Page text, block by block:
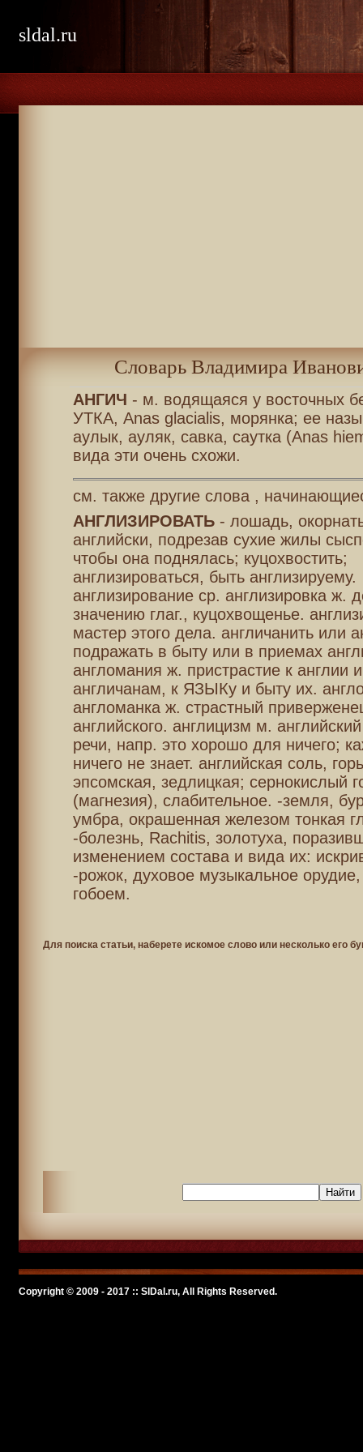
sldal.ru
Словарь Владимира
АНГИЧ - м. водящаяся у восточных
УТКА, Anas glacialis, морянка; ее
аулык, ауляк, савка, саутка (Anas
вида эти очень схожи.
см. также другие слова ,
АНГЛИЗИРОВАТЬ- лошадь,
английски, подрезав сухие жилы
чтобы она поднялась; куцохвостить;
англизироваться, быть англизируему.
англизирование ср. англизировка ж.
значению глаг., куцохвощенье.
мастер этого дела. англичанить или
подражать в быту или в приемах
англомания ж. пристрастие к англии
англичанам, к ЯЗЫКу и быту их.
англоманка ж. страстный
английского. англицизм м.
речи, напр. это хорошо для ничего;
ничего не знает. английская соль,
эпсомская, зедлицкая; сернокислый
(магнезия), слабительное. -земля,
умбра, окрашенная железом тонкая
-болезнь, Rachitis, золотуха,
изменением состава и вида их:
-рожок, духовое музыкальное
гобоем.
Для поиска статьи, наберете искомое слово или несколько его
Copyright © 2009 - 2017 :: SlDal.ru, All Rights Reserved.